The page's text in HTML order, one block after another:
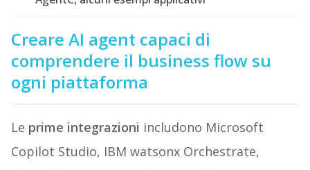
Creare AI agent capaci di
comprendere il business flow su
ogni piattaforma
Le prime integrazioni includono Microsoft
Copilot Studio, IBM watsonx Orchestrate,